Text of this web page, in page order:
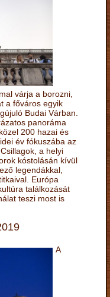
várja a borozni,
a főváros egyik
Budai Várban.
panoráma
200 hazai és
év fókuszába az
a helyi
kóstolásán kívül
legendákkal,
Európa
találkozását
teszi most is
A